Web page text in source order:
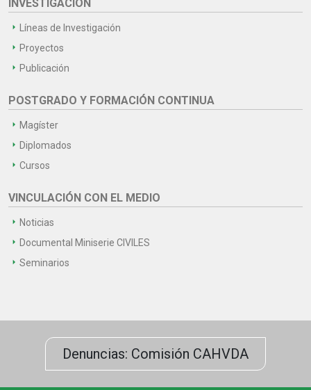
INVESTIGACIÓN
Líneas de Investigación
Proyectos
Publicación
POSTGRADO Y FORMACIÓN CONTINUA
Magíster
Diplomados
Cursos
VINCULACIÓN CON EL MEDIO
Noticias
Documental Miniserie CIVILES
Seminarios
Denuncias: Comisión CAHVDA